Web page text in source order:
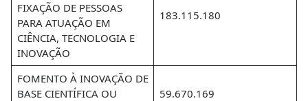
FIXAÇÃO DE PESSOAS
PARA ATUAÇÃO EM
CIÊNCIA, TECNOLOGIA E
INOVAÇÃO
183.115.180
FOMENTO À INOVAÇÃO DE
BASE CIENTÍFICA OU
59.670.169